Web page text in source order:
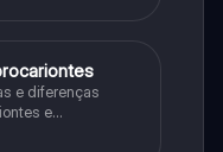
e diferenças
e